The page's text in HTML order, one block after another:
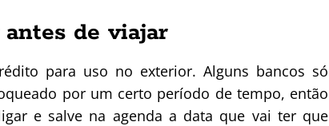
de viajar
para uso no exterior. Alguns bancos só
por um certo período de tempo, então
e salve na agenda a data que vai ter que